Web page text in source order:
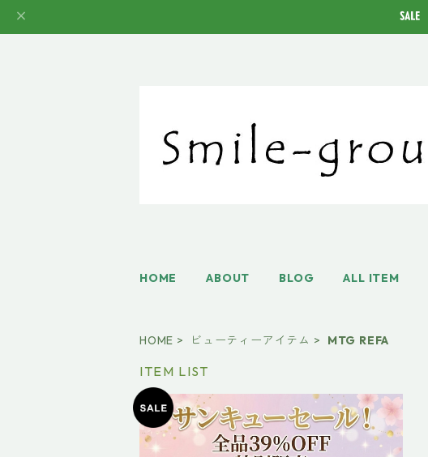
HOME ABOUT BLOG ALL ITEM
HOME ビューティーアイテム MTG REFA
ITEM LIST